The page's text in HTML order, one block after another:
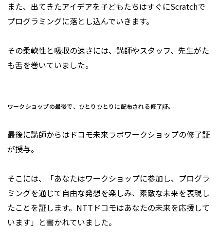
また、出てきたアイデアを子どもたちはすぐにScratchで
プログラミングに落とし込んでいきます。
その柔軟性と吸収の速さには、講師やスタッフ、先生がた
も舌を巻いていました。
ワークショップの最後で、ひとりひとりに配布される修了証。
最後に講師からはドコモ未来ラボワークショップの修了証
が授与。
そこには、「あなたはワークショップに参加し、プログラ
ミングを通じて自由な発想を楽しみ、素敵な未来を表現し
たことを証します。NTTドコモはあなたの未来を応援して
います」と書かれていました。